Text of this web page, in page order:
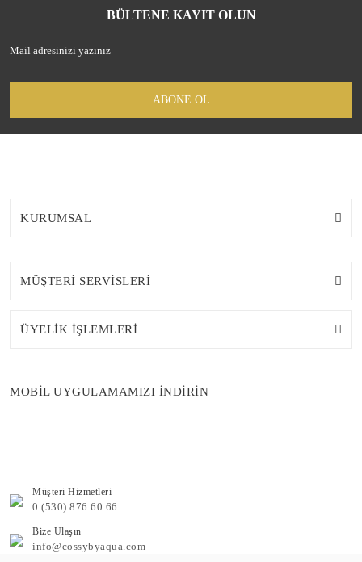
BÜLTENE KAYIT OLUN
ABONE OL
KURUMSAL
MÜŞTERİ SERVİSLERİ
ÜYELİK İŞLEMLERİ
MOBİL UYGULAMAMIZI İNDİRİN
Müşteri Hizmetleri
0 (530) 876 60 66
Bize Ulaşın
info@cossybyaqua.com